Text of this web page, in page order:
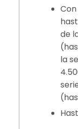
Con
de
la